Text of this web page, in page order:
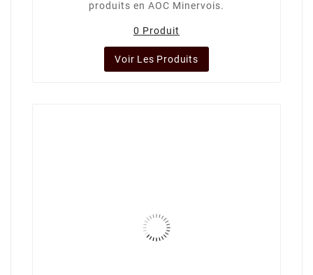
produits en AOC Minervois.
0 Produit
Voir Les Produits